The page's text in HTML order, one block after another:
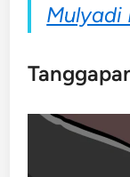
Mulyadi